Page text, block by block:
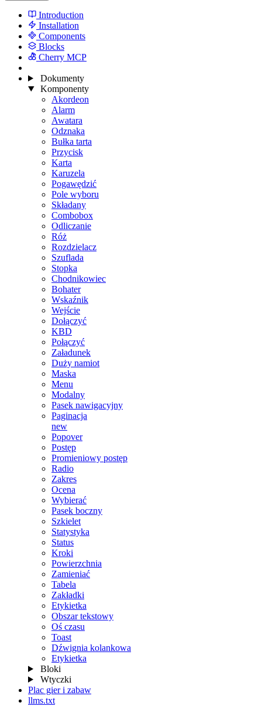
Introduction
Installation
Components
Blocks
Cherry MCP
Dokumenty
Komponenty
Akordeon
Alarm
Awatara
Odznaka
Bułka tarta
Przycisk
Karta
Karuzela
Pogawędzić
Pole wyboru
Składany
Combobox
Odliczanie
Róż
Rozdzielacz
Szuflada
Stopka
Chodnikowiec
Bohater
Wskaźnik
Wejście
Dołączyć
KBD
Połączyć
Załadunek
Duży namiot
Maska
Menu
Modalny
Pasek nawigacyjny
Paginacja
new
Popover
Postęp
Promieniowy postęp
Radio
Zakres
Ocena
Wybierać
Pasek boczny
Szkielet
Statystyka
Status
Kroki
Powierzchnia
Zamieniać
Tabela
Zakładki
Etykietka
Obszar tekstowy
Oś czasu
Toast
Dźwignia kolankowa
Etykietka
Bloki
Wtyczki
Plac gier i zabaw
llms.txt